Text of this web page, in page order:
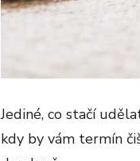
Jediné, co stačí
kdy by vám termín